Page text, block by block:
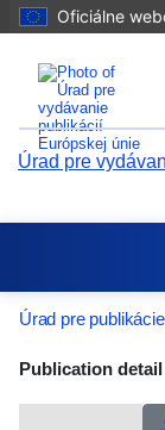
Oficiálne
Úrad pre
Úrad pre publikácie
Publication
Používateľské
Publication detail